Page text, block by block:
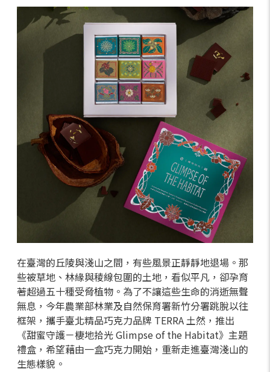
在臺灣的丘陵與淺山之間，有些風景正靜靜地退場。那
些被草地、林緣與稜線包圍的土地，看似平凡，卻孕育
著超過五十種受脅植物。為了不讓這些生命的消逝無聲
無息，今年農業部林業及自然保育署新竹分署跳脫以往
框架，攜手臺北精品巧克力品牌 TERRA 土然，推出
《甜蜜守護－棲地拾光 Glimpse of the Habitat》主題
禮盒，希望藉由一盒巧克力開始，重新走進臺灣淺山的
生態樣貌。